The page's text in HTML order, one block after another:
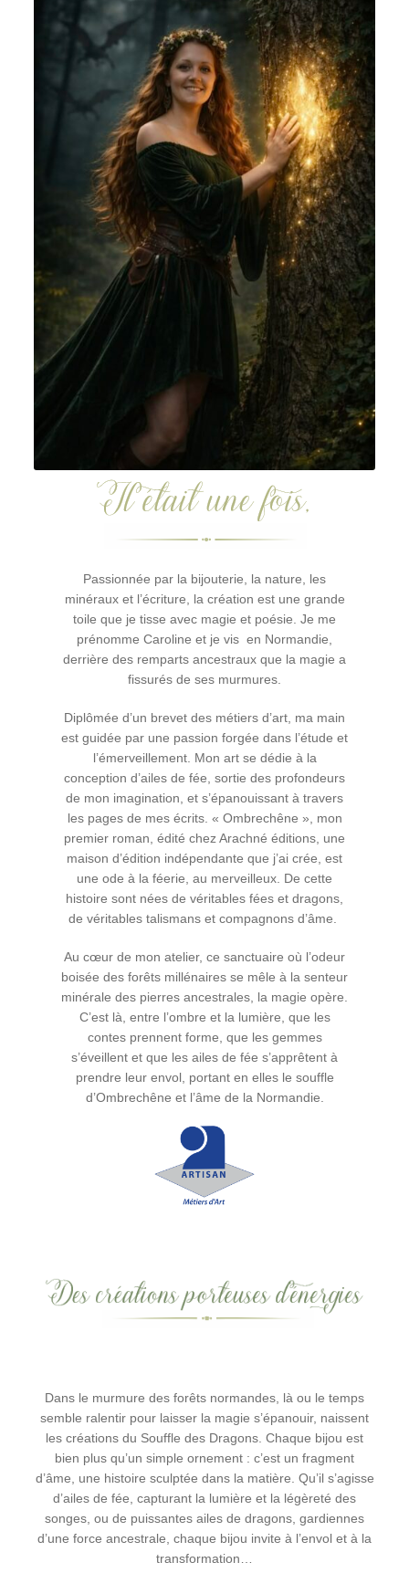
Passionnée par la bijouterie, la nature, les
minéraux et l’écriture, la création est une grande
toile que je tisse avec magie et poésie. Je me
prénomme Caroline et je vis en Normandie,
derrière des remparts ancestraux que la magie a
fissurés de ses murmures.
Diplômée d’un brevet des métiers d’art, ma main
est guidée par une passion forgée dans l’étude et
l’émerveillement. Mon art se dédie à la
conception d’ailes de fée, sortie des profondeurs
de mon imagination, et s’épanouissant à travers
les pages de mes écrits. « Ombrechêne », mon
premier roman, édité chez Arachné éditions, une
maison d’édition indépendante que j’ai crée, est
une ode à la féerie, au merveilleux. De cette
histoire sont nées de véritables fées et dragons,
de véritables talismans et compagnons d’âme.
Au cœur de mon atelier, ce sanctuaire où l’odeur
boisée des forêts millénaires se mêle à la senteur
minérale des pierres ancestrales, la magie opère.
C’est là, entre l’ombre et la lumière, que les
contes prennent forme, que les gemmes
s’éveillent et que les ailes de fée s’apprêtent à
prendre leur envol, portant en elles le souffle
d’Ombrechêne et l’âme de la Normandie.
Dans le murmure des forêts normandes, là ou le temps
semble ralentir pour laisser la magie s’épanouir, naissent
les créations du Souffle des Dragons. Chaque bijou est
bien plus qu’un simple ornement : c’est un fragment
d’âme, une histoire sculptée dans la matière. Qu’il s’agisse
d’ailes de fée, capturant la lumière et la légèreté des
songes, ou de puissantes ailes de dragons, gardiennes
d’une force ancestrale, chaque bijou invite à l’envol et à la
transformation…